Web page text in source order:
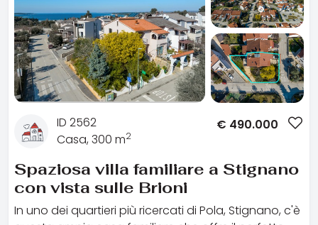
ID 2562
Casa, 300 m2
€ 490.000
Spaziosa villa familiare a Stignano
con vista sulle Brioni
In uno dei quartieri più ricercati di Pola, Stignano, c'è